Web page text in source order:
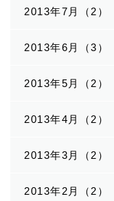
2013年7月（2）
2013年6月（3）
2013年5月（2）
2013年4月（2）
2013年3月（2）
2013年2月（2）